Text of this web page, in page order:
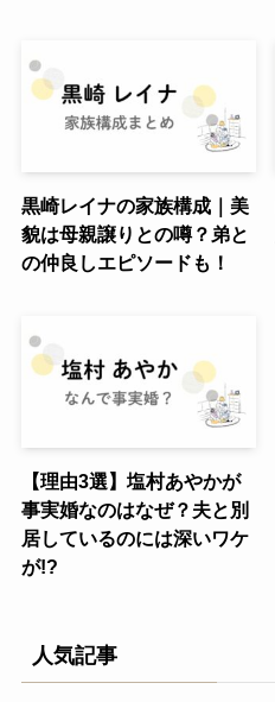
黒崎レイナの家族構成｜美
貌は母親譲りとの噂？弟と
の仲良しエピソードも！
【理由3選】塩村あやかが
事実婚なのはなぜ？夫と別
居しているのには深いワケ
が!?
人気記事